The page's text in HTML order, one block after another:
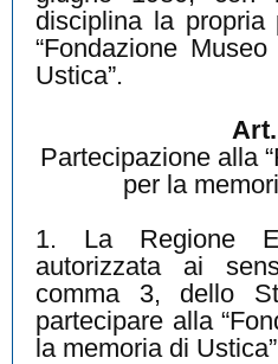
disciplina la propria
“Fondazione
Ustica”.
Partecipazione alla
per la
1. La Regione
autorizzata ai
comma 3, dello
partecipare alla
la memoria di